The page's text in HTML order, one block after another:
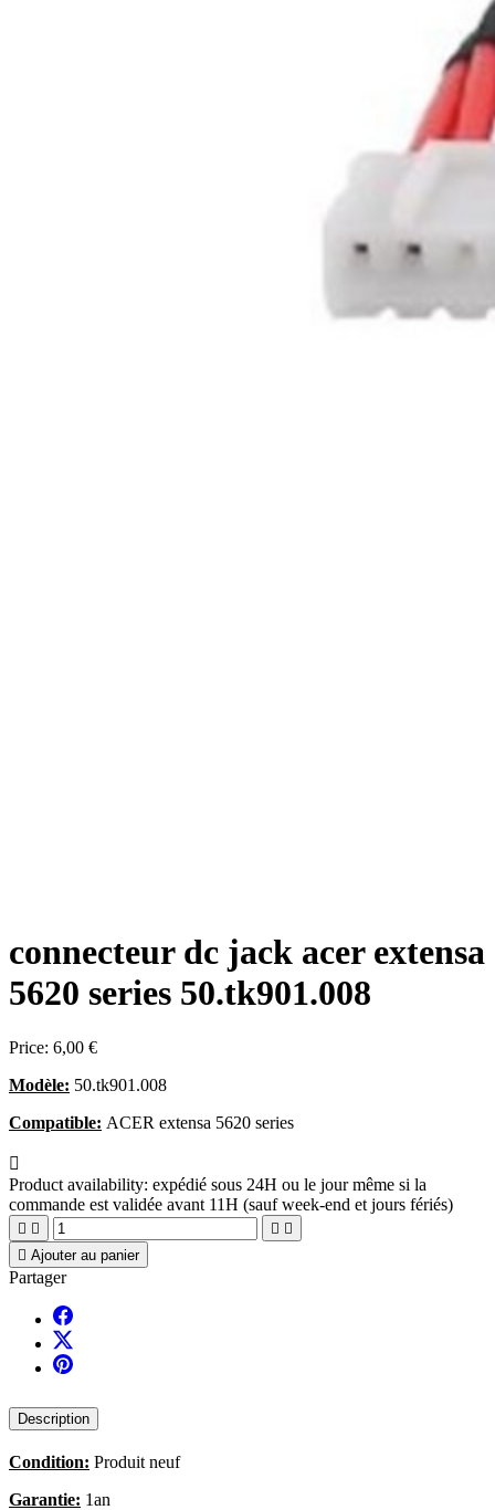
connecteur dc jack acer extensa
5620 series 50.tk901.008
Price: 6,00 €
Modèle: 50.tk901.008
Compatible: ACER extensa 5620 series

Product availability: expédié sous 24H ou le jour même si la
commande est validée avant 11H (sauf week-end et jours fériés)
   
 Ajouter au panier
Partager
Description
Condition: Produit neuf
Garantie: 1an